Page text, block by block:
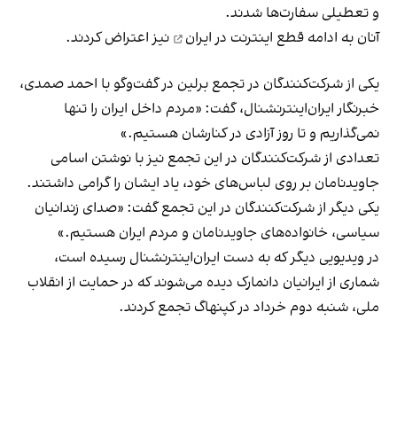
و تعطیلی سفارت‌ها شدند.
آنان به ادامه قطع اینترنت در ایران نیز اعتراض کردند.
⁨یکی از شرکت‌کنندگان در تجمع برلین در گفت‌وگو با احمد صمدی،
خبرنگار ایران‌اینترنشنال، گفت: «مردم داخل ایران را تنها
نمی‌گذاریم و تا روز آزادی در کنارشان هستیم.»⁩
⁨تعدادی از شرکت‌کنندگان در این تجمع نیز با نوشتن اسامی
جاویدنامان بر روی لباس‌های خود، یاد ایشان را گرامی داشتند.
یکی دیگر از شرکت‌کنندگان در این تجمع گفت: «صدای زندانیان
سیاسی، خانواده‌های جاویدنامان و مردم ایران هستیم.»
در ویدیویی دیگر که به دست ایران‌اینترنشنال رسیده است،
شماری از ایرانیان دانمارک دیده می‌شوند که در حمایت از انقلاب
ملی، شنبه دوم خرداد در کپنهاگ تجمع کردند.